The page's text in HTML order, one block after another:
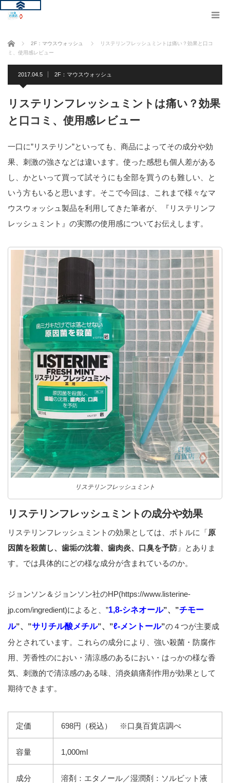
ホーム 2F：マウスウォッシュ
リステリンフレッシュミントは痛い？効果と口コ
ミ、使用感レビュー
2017.04.5 2F：マウスウォッシュ
リステリンフレッシュミントは痛い？効果
と口コミ、使用感レビュー
一口に”リステリン”といっても、商品によってその成分や効
果、刺激の強さなどは違います。使った感想も個人差がある
し、かといって買って試そうにも全部を買うのも難しい、と
いう方もいると思います。そこで今回は、これまで様々なマ
ウスウォッシュ製品を利用してきた筆者が、『リステリンフ
レッシュミント』の実際の使用感についてお伝えします。
リステリンフレッシュミント
リステリンフレッシュミントの成分や効果
リステリンフレッシュミントの効果としては、ボトルに「原
因菌を殺菌し、歯垢の沈着、歯肉炎、口臭を予防 」とありま
す。では具体的にどの様な成分が含まれているのか。
ジョンソン＆ジョンソン社のHP(https://www.listerine-
jp.com/ingredient)によると、”1,8-シネオール”、”チモー
ル”、”サリチル酸メチル”、”ℓ-メントール”の４つが主要成
分とされています。これらの成分により、強い殺菌・防腐作
用、芳香性のにおい・清涼感のあるにおい・はっかの様な香
気、刺激的で清涼感のある味、消炎鎮痛剤作用が効果として
期待できます。
定価 698円（税込） ※口臭百貨店調べ
容量 1,000ml
成分
溶剤：エタノール／湿潤剤：ソルビット液